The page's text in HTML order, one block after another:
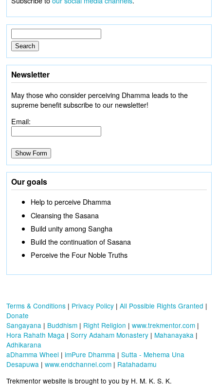
Newsletter
May those who consider perceiving Dhamma leads to the
supreme benefit subscribe to our newsletter!
Email:
Our goals
Help to perceive Dhamma
Cleansing the Sasana
Build unity among Sangha
Build the continuation of Sasana
Perceive the Four Noble Truths
Terms & Conditions | Privacy Policy | All Possible Rights Granted |
Donate
Sangayana | Buddhism | Right Religion | www.trekmentor.com |
Hora Rahath Maga | Sorry Adaham Monastery | Mahanayaka |
Adhikarana
aDhamma Wheel | imPure Dhamma | Sutta - Mehema Una
Desapuwa | www.endchannel.com | Ratahadamu
Trekmentor website is brought to you by H. M. K. S. K.